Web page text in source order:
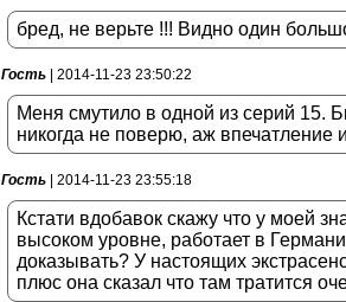
бред, не верьте !!! Видно один
Гость | 2014-11-23 23:50:22
Меня смутило в одной из серий 15.
никогда не поверю, аж впечатление
Гость | 2014-11-23 23:55:18
Кстати вдобавок скажу что у моей
высоком уровне, работает в
доказывать? У настоящих
плюс она сказал что там тратится